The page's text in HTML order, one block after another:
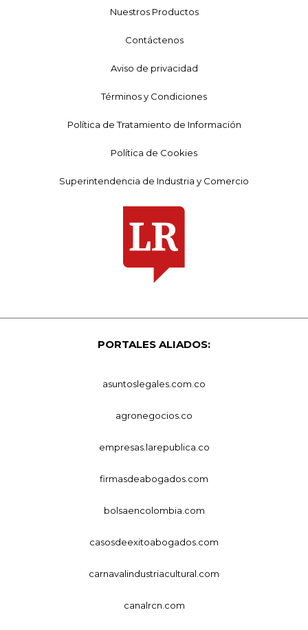
Nuestros Productos
Contáctenos
Aviso de privacidad
Términos y Condiciones
Política de Tratamiento de Información
Política de Cookies
Superintendencia de Industria y Comercio
PORTALES ALIADOS:
asuntoslegales.com.co
agronegocios.co
empresas.larepublica.co
firmasdeabogados.com
bolsaencolombia.com
casosdeexitoabogados.com
carnavalindustriacultural.com
canalrcn.com